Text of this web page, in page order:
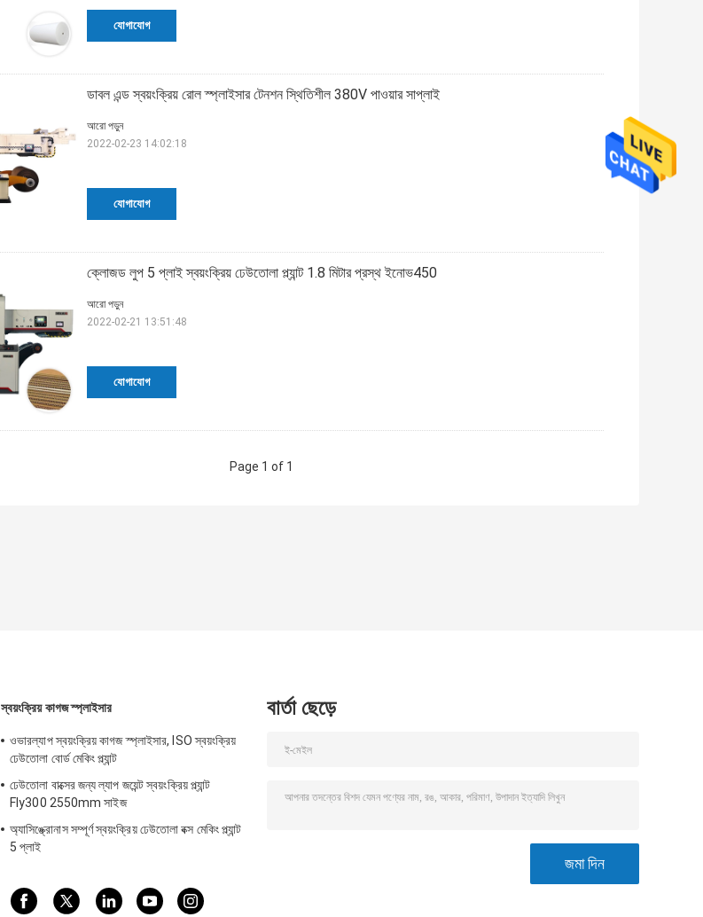
যোগাযোগ
ডাবল এন্ড স্বয়ংক্রিয় রোল স্প্লাইসার টেনশন স্থিতিশীল 380V পাওয়ার সাপ্লাই
যোগাযোগ
আরো পড়ুন
2022-02-23 14:02:18
ক্লোজড লুপ 5 প্লাই স্বয়ংক্রিয় ঢেউতোলা প্ল্যান্ট 1.8 মিটার প্রস্থ ইনোভ450
যোগাযোগ
আরো পড়ুন
2022-02-21 13:51:48
Page 1 of 1
স্বয়ংক্রিয় কাগজ স্প্লাইসার
ওভারল্যাপ স্বয়ংক্রিয় কাগজ স্প্লাইসার, ISO স্বয়ংক্রিয়
ঢেউতোলা বোর্ড মেকিং প্ল্যান্ট
ঢেউতোলা বাক্সের জন্য ল্যাপ জয়েন্ট স্বয়ংক্রিয় প্ল্যান্ট
Fly300 2550mm সাইজ
অ্যাসিঙ্ক্রোনাস সম্পূর্ণ স্বয়ংক্রিয় ঢেউতোলা বক্স মেকিং প্ল্যান্ট
5 প্লাই
বার্তা ছেড়ে